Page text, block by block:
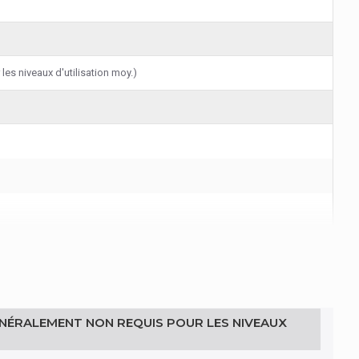
niveaux d'utilisation moy.)
NON REQUIS POUR LES NIVEAUX